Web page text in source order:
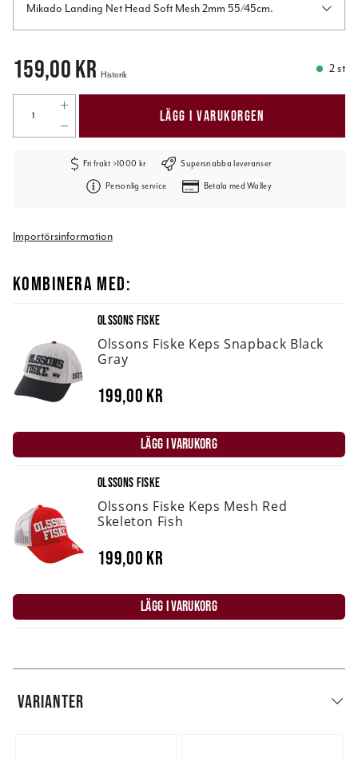
Mikado Landing Net Head Soft Mesh 2mm 55/45cm.
Pris:159,00 kr
159,00 kr Historik 2 st
LÄGG I VARUKORGEN
Fri frakt >1000 kr Supersnabba leveranser
Personlig service Betala med Walley
Importörsinformation
KOMBINERA MED:
OLSSONS FISKE
Olssons Fiske Keps Snapback Black
Gray
199,00 kr
LÄGG I VARUKORG
OLSSONS FISKE
Olssons Fiske Keps Mesh Red
Skeleton Fish
199,00 kr
LÄGG I VARUKORG
VARIANTER